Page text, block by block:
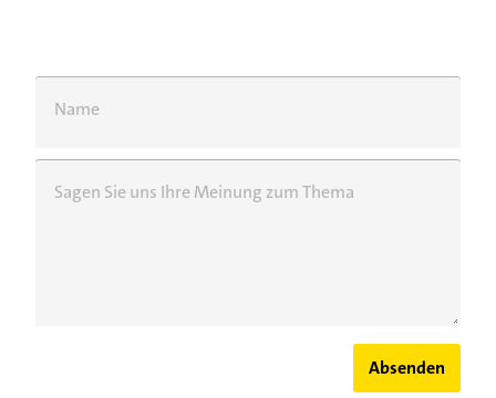
Name
Sagen Sie uns Ihre Meinung zum Thema
Absenden